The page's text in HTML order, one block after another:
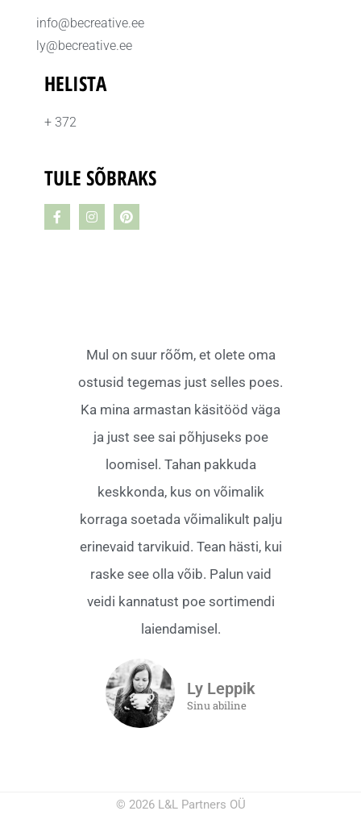
Mul on suur rõõm, et olete oma
ostusid tegemas just selles poes.
Ka mina armastan käsitööd väga
ja just see sai põhjuseks poe
loomisel. Tahan pakkuda
keskkonda, kus on võimalik
korraga soetada võimalikult palju
erinevaid tarvikuid. Tean hästi, kui
raske see olla võib. Palun vaid
veidi kannatust poe sortimendi
laiendamisel.
Ly Leppik
Sinu abiline
info@becreative.ee
ly@becreative.ee
HELISTA
+ 372
TULE SÕBRAKS
© 2026 L&L Partners OÜ